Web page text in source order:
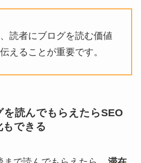
読者にブログを読む価値
えることが重要です。
を読んでもらえたらSEO
もできる